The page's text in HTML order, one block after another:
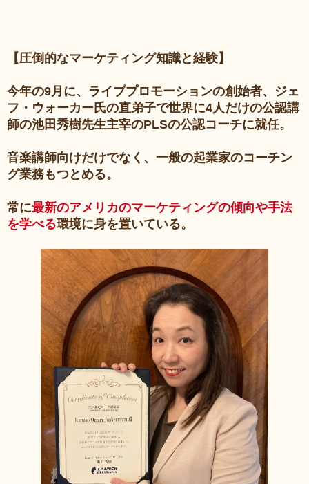
【圧倒的なマーケティング知識と経験】
今年の9月に、ライブプロモーションの創始者、ジェ
フ・ウォーカー氏の直弟子で世界に4人だけの公認講
師の池田秀樹先生主宰のPLSの公認コーチに就任。
音楽講師向けだけでなく、一般の起業家のコーチン
グ業務もつとめる。
常に最新のアメリカのマーケティングの傾向や手法
を学べる環境に身を置いている。